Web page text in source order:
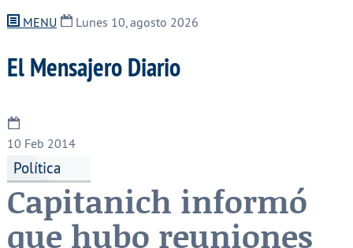
MENU Lunes 10, agosto 2026
El Mensajero Diario
10 Feb 2014
Política
Capitanich informó
que hubo reuniones